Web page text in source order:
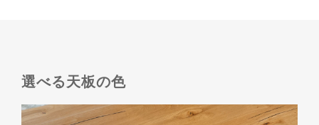
選べる天板の色